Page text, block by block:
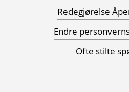
Redegjørelse
Endre
Ofte stilte